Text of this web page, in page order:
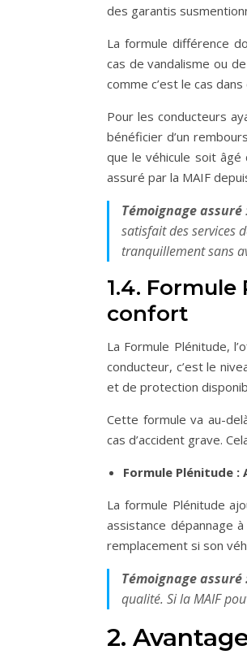
des garantis
La formule différence
cas de vandalisme ou
comme c’est le cas
Pour les conducteurs
bénéficier d’un
que le véhicule soit âgé
assuré par la MAIF
Témoignage assuré
satisfait des services
tranquillement sans
1.4.
confort
La Formule Plénitude,
conducteur, c’est le
et de protection
Cette formule va au-
cas d’accident grave.
Formule Plénitude :
La formule Plénitude
assistance dépannage
remplacement si son
Témoignage assuré
qualité. Si la MAIF
2.